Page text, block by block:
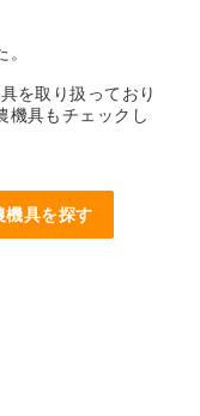
を取り扱っており
機具もチェックし
機具を探す